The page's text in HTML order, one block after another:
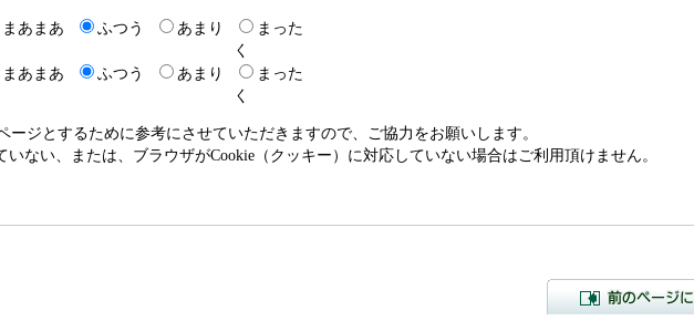
まあまあ ふつう あまり
まった
く
まあまあ ふつう あまり
まった
く
ジとするために参考にさせていただきますので、ご協力をお願いします。
ない、または、ブラウザがCookie（クッキー）に対応していない場合はご利用頂けません。